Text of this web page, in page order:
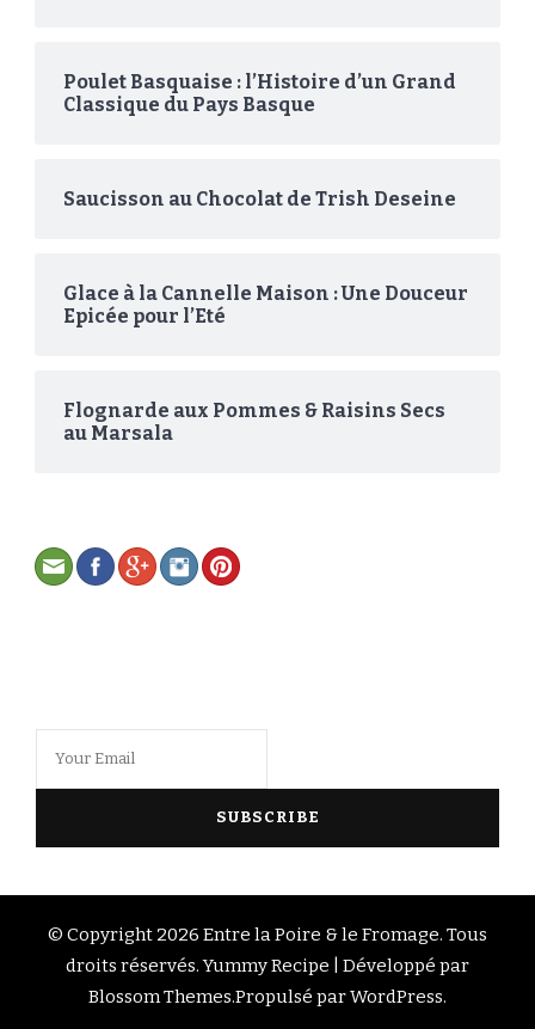
Poulet Basquaise : l’Histoire d’un Grand
Classique du Pays Basque
Saucisson au Chocolat de Trish Deseine
Glace à la Cannelle Maison : Une Douceur
Epicée pour l’Eté
Flognarde aux Pommes & Raisins Secs
au Marsala
© Copyright 2026 Entre la Poire & le Fromage. Tous
droits réservés.Yummy Recipe | Développé par
Blossom Themes.Propulsé parWordPress.